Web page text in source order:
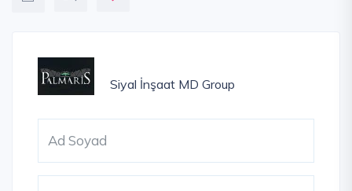
Siyal İnşaat MD Group